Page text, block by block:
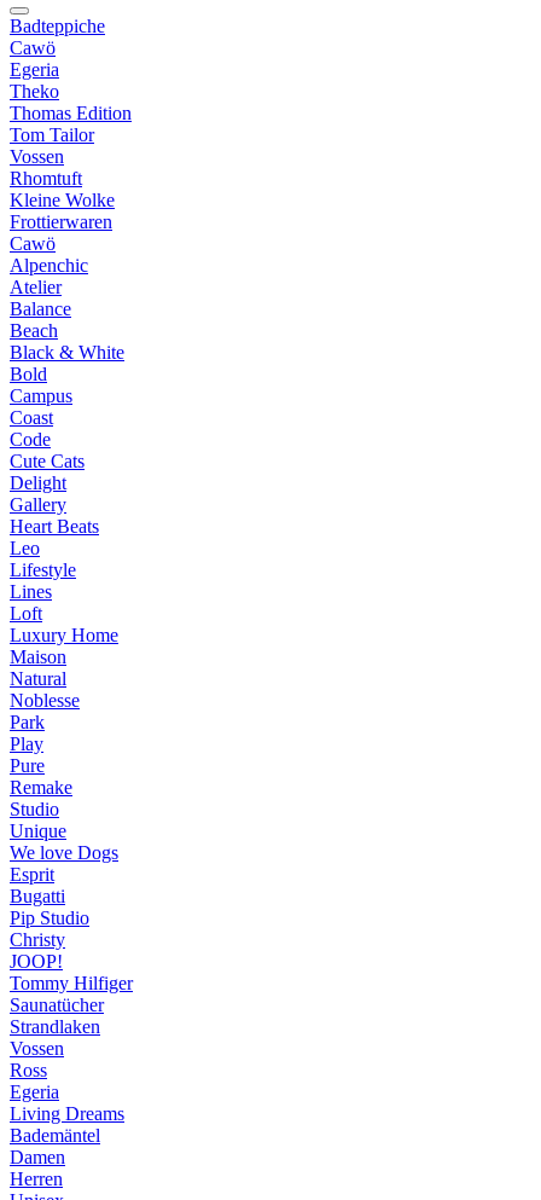
Badteppiche
Cawö
Egeria
Theko
Thomas Edition
Tom Tailor
Vossen
Rhomtuft
Kleine Wolke
Frottierwaren
Cawö
Alpenchic
Atelier
Balance
Beach
Black & White
Bold
Campus
Coast
Code
Cute Cats
Delight
Gallery
Heart Beats
Leo
Lifestyle
Lines
Loft
Luxury Home
Maison
Natural
Noblesse
Park
Play
Pure
Remake
Studio
Unique
We love Dogs
Esprit
Bugatti
Pip Studio
Christy
JOOP!
Tommy Hilfiger
Saunatücher
Strandlaken
Vossen
Ross
Egeria
Living Dreams
Bademäntel
Damen
Herren